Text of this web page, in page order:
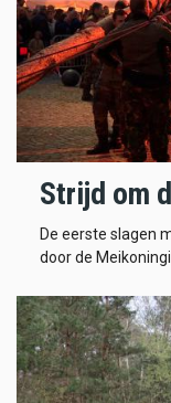
Strijd om
De eerste slagen
door de